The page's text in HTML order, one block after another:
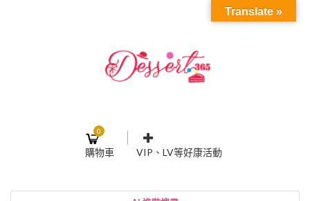
0
購物車 VIP、LV等好康活動
Translate »